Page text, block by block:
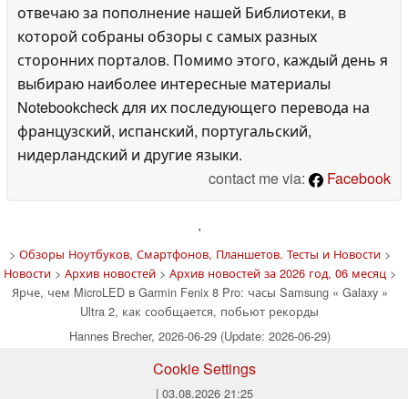
отвечаю за пополнение нашей Библиотеки, в
которой собраны обзоры с самых разных
сторонних порталов. Помимо этого, каждый день я
выбираю наиболее интересные материалы
Notebookcheck для их последующего перевода на
французский, испанский, португальский,
нидерландский и другие языки.
contact me via:
Facebook
'
> Обзоры Ноутбуков, Смартфонов, Планшетов. Тесты и Новости>
Новости> Архив новостей> Архив новостей за 2026 год, 06 месяц >
Ярче, чем MicroLED в Garmin Fenix 8 Pro: часы Samsung « Galaxy »
Ultra 2, как сообщается, побьют рекорды
Hannes Brecher, 2026-06-29 (Update: 2026-06-29)
Cookie Settings
| 03.08.2026 21:25